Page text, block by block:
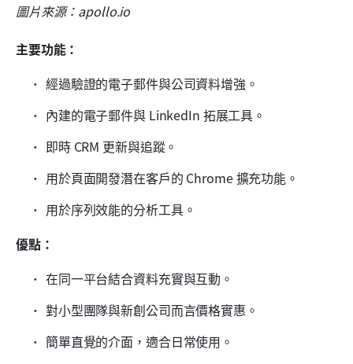
圖片來源：apollo.io
主要功能：
經過驗證的電子郵件與公司資料增強。
內建的電子郵件與 LinkedIn 拓展工具。
即時 CRM 更新與追蹤。
用於頁面開發潛在客戶的 Chrome 擴充功能。
用於序列效能的分析工具。
優點：
在同一平台結合資料充實與互動。
對小型團隊與新創公司而言價格實惠。
簡單直覺的介面，適合日常使用。